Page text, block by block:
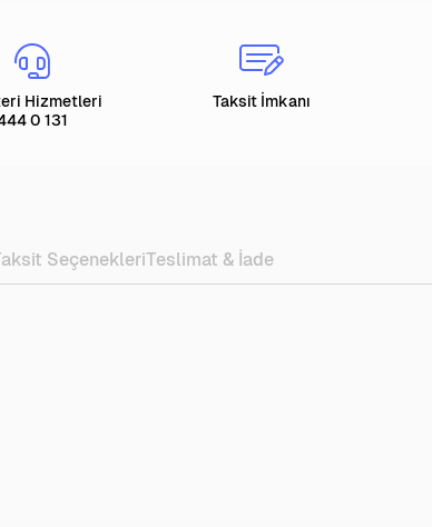
Hizmetleri
0 131
Taksit İmkanı
SeçenekleriTeslimat & İade